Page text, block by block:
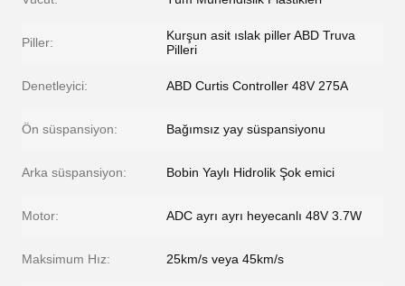
Piller:
Kurşun asit ıslak piller ABD Truva
Pilleri
Denetleyici: ABD Curtis Controller 48V 275A
Ön süspansiyon: Bağımsız yay süspansiyonu
Arka süspansiyon: Bobin Yaylı Hidrolik Şok emici
Motor: ADC ayrı ayrı heyecanlı 48V 3.7W
Maksimum Hız: 25km/s veya 45km/s